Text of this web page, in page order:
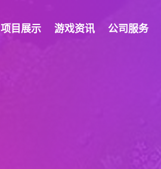
项目展示 游戏资讯 公司服务